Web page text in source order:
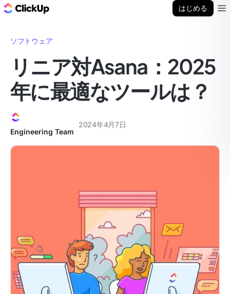
はじめる
ソフトウェア
リニア対Asana：2025
年に最適なツールは？
Engineering Team
2024年4月7日